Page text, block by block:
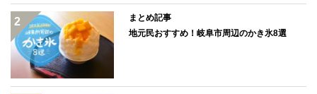
まとめ記事
地元民おすすめ！岐阜市周辺のかき氷8選